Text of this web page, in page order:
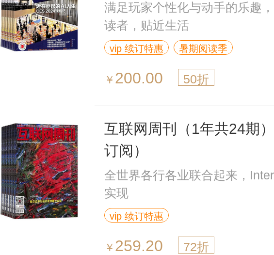
满足玩家个性化与动手的乐趣
读者，贴近生活
vip 续订特惠 暑期阅读季
￥ 200.00 50折
互联网周刊（1年共24期
订阅）
全世界各行各业联合起来，
实现
vip 续订特惠
￥ 259.20 72折